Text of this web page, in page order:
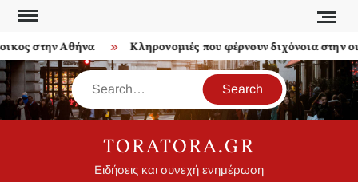
Skip
content
στην Αθήνα Κληρονομιές που φέρνουν διχόνοια στην
Search
TORATORA.GR
Ειδήσεις και συνεχή ενημέρωση